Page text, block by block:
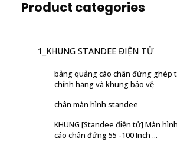
Product categories
1_KHUNG STANDEE ĐIỆN TỬ
bảng quảng cáo chân đứng ghép
chính hãng và khung bảo vệ
chân màn hình standee
KHUNG [Standee điện tử] Màn
cáo chân đứng 55 -100 Inch ...